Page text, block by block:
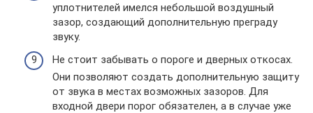
уплотнителей имелся небольшой воздушный
зазор, создающий дополнительную преграду
звуку.
Не стоит забывать о пороге и дверных откосах.
Они позволяют создать дополнительную защиту
от звука в местах возможных зазоров. Для
входной двери порог обязателен, а в случае уже